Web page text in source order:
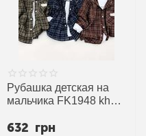
Рубашка детская на
мальчика FK1948 khaki
недорого оптом от
632 грн